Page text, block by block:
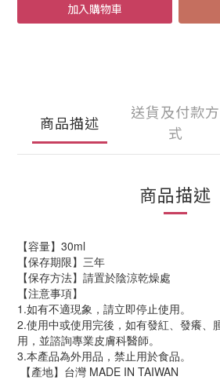
加入購物車
商品描述
送貨及付款方
式
商品描述
【容量】30ml
【保存期限】三年
【保存方法】請置於陰涼乾燥處
【注意事項】
1.如有不適現象，請立即停止使用。
2.使用中或使用完後，如有發紅、發癢、
用，並諮詢專業皮膚科醫師。
3.本產品為外用品，禁止用於食品。
【產地】台灣 MADE IN TAIWAN